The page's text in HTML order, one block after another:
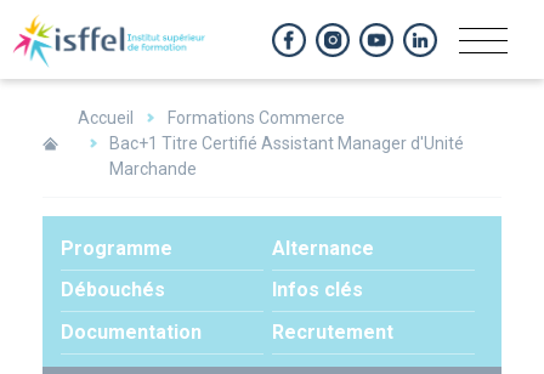
Accueil
Formations Commerce
Bac+1 Titre Certifié Assistant Manager d'Unité
Marchande
Programme
Alternance
Débouchés
Infos clés
Documentation
Recrutement
Panneau de gestion des cookies